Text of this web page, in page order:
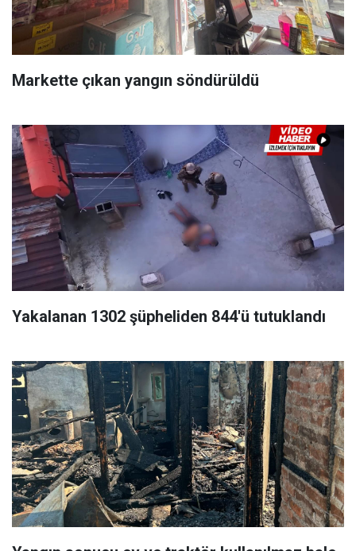
Markette çıkan yangın söndürüldü
Yakalanan 1302 şüpheliden 844'ü tutuklandı